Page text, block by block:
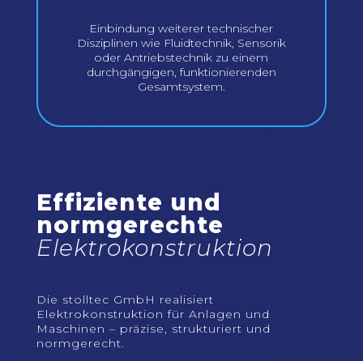
Einbindung weiterer technischer
Disziplinen wie Fluidtechnik, Sensorik
oder Antriebstechnik zu einem
durchgängigen, funktionierenden
Gesamtsystem.
Effiziente und
normgerechte
Elektrokonstruktion
Die stolltec GmbH realisiert
Elektrokonstruktion für Anlagen und
Maschinen – präzise, strukturiert und
normgerecht.